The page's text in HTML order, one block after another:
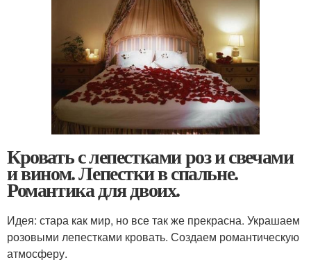
Кровать с лепестками роз и свечами
и вином. Лепестки в спальне.
Романтика для двоих.
Идея: стара как мир, но все так же прекрасна. Украшаем
розовыми лепестками кровать. Создаем романтическую
атмосферу.